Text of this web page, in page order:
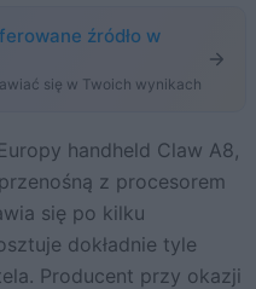
źródło w
się w Twoich wynikach
z procesorem
się po kilku
dokładnie tyle
Producent przy okazji